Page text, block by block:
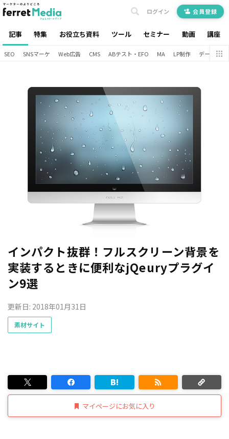
記事 特集 お役立ち資料 ツール セミナー 動画 講座
ログイン 会員登録
SEO SNSマーケ Web広告 CMS ABテスト・EFO MA LP制作 データ分析
インパクト抜群！フルスクリーン背景を
実装するときに便利なjQeuryプラグイ
ン9選
更新日: 2018年01月31日
素材サイト
マイページにお気に入り